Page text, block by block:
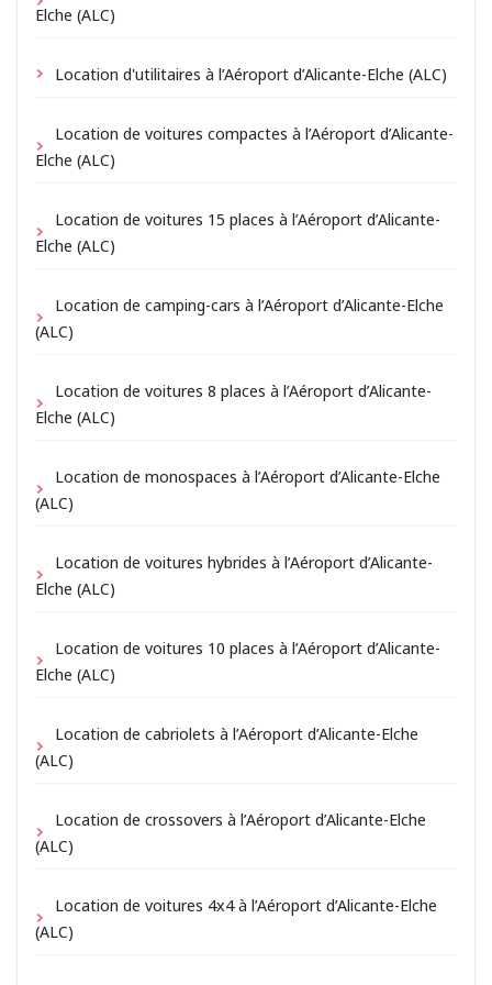
Elche (ALC)
Location d'utilitaires à l’Aéroport d’Alicante-Elche (ALC)
Location de voitures compactes à l’Aéroport d’Alicante-
Elche (ALC)
Location de voitures 15 places à l’Aéroport d’Alicante-
Elche (ALC)
Location de camping-cars à l’Aéroport d’Alicante-Elche
(ALC)
Location de voitures 8 places à l’Aéroport d’Alicante-
Elche (ALC)
Location de monospaces à l’Aéroport d’Alicante-Elche
(ALC)
Location de voitures hybrides à l’Aéroport d’Alicante-
Elche (ALC)
Location de voitures 10 places à l’Aéroport d’Alicante-
Elche (ALC)
Location de cabriolets à l’Aéroport d’Alicante-Elche
(ALC)
Location de crossovers à l’Aéroport d’Alicante-Elche
(ALC)
Location de voitures 4x4 à l’Aéroport d’Alicante-Elche
(ALC)